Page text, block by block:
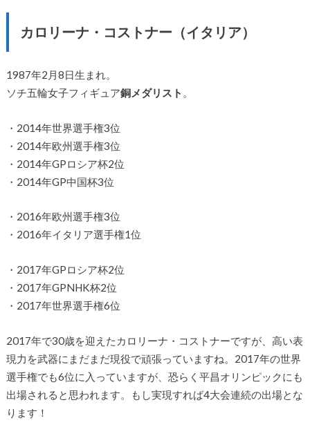
カロリーナ・コストナー（イタリア）
1987年2月8日生まれ。
ソチ五輪女子フィギュア銅メダリスト 。
・2014年世界選手権3位
・2014年欧州選手権3位
・2014年GPロシア杯2位
・2014年GP中国杯3位
・2016年欧州選手権3位
・2016年イタリア選手権1位
・2017年GPロシア杯2位
・2017年GPNHK杯2位
・2017年世界選手権6位
2017年で30歳を迎えたカロリーナ・コストナーですが、高い表
現力を武器にまだまだ現役で頑張っていますね。2017年の世界
選手権でも6位に入っていますが、恐らく平昌オリンピックにも
出場されると思われます。もし実現すれば4大会連続の出場とな
ります！